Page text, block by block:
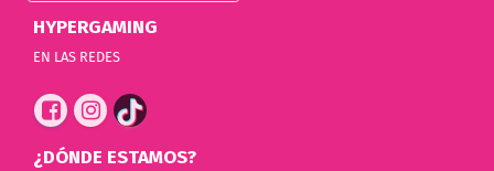
HYPERGAMING
EN LAS REDES
¿DÓNDE ESTAMOS?